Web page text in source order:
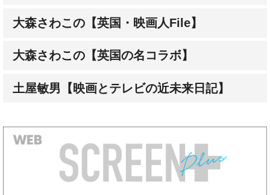
大森さわこの【英国・映画人File】
大森さわこの【英国の名コラボ】
土屋敏男【映画とテレビの近未来日記】